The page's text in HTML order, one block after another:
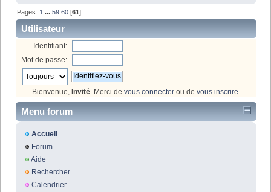
Pages: 1 ...59 60 [61]
Utilisateur
Identifiant:
Mot de passe:
Bienvenue, Invité. Merci de vous connecter ou de vous inscrire.
Menu forum
Accueil
Forum
Aide
Rechercher
Calendrier